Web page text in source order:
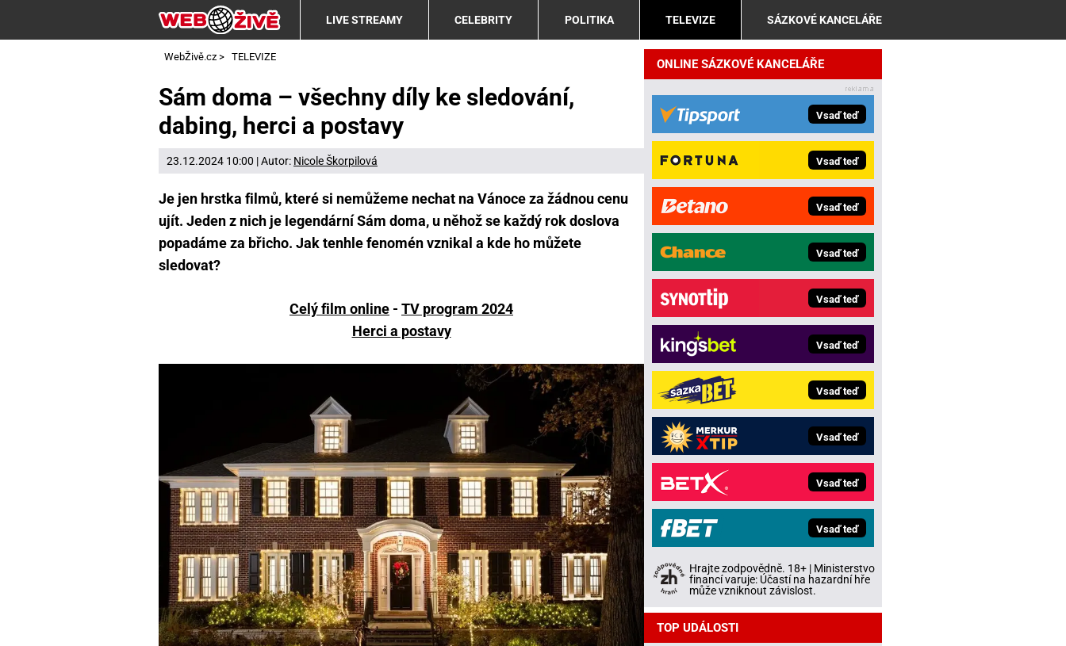
LIVE STREAMY CELEBRITY POLITIKA TELEVIZE SÁZKOVÉ KANCELÁŘE
WebŽivě.cz > TELEVIZE
Sám doma – všechny díly ke sledování,
dabing, herci a postavy
23.12.2024 10:00 | Autor: Nicole Škorpilová
Je jen hrstka filmů, které si nemůžeme nechat na Vánoce za žádnou cenu
ujít. Jeden z nich je legendární Sám doma, u něhož se každý rok doslova
popadáme za břicho. Jak tenhle fenomén vznikal a kde ho můžete
sledovat?
Celý film online - TV program 2024
Herci a postavy
ONLINE SÁZKOVÉ KANCELÁŘE
Vsaď teď
Vsaď teď
Vsaď teď
Vsaď teď
Vsaď teď
Vsaď teď
Vsaď teď
Vsaď teď
Vsaď teď
Vsaď teď
Hrajte zodpovědně. 18+ | Ministerstvo
financí varuje: Účastí na hazardní hře
může vzniknout závislost.
TOP UDÁLOSTI